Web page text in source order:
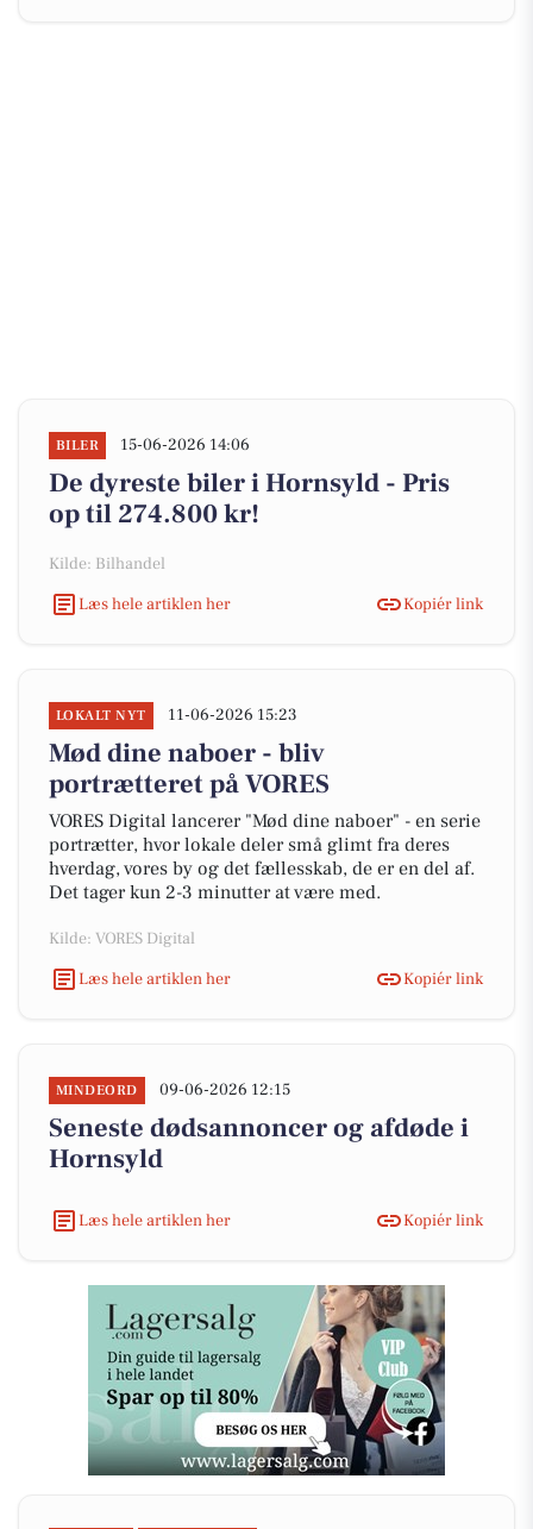
BILER 15-06-2026 14:06
De dyreste biler i Hornsyld - Pris
op til 274.800 kr!
Kilde: Bilhandel
Læs hele artiklen her
Kopiér link
LOKALT NYT 11-06-2026 15:23
Mød dine naboer - bliv
portrætteret på VORES
VORES Digital lancerer "Mød dine naboer" - en serie
portrætter, hvor lokale deler små glimt fra deres
hverdag, vores by og det fællesskab, de er en del af.
Det tager kun 2-3 minutter at være med.
Kilde: VORES Digital
Læs hele artiklen her
Kopiér link
MINDEORD 09-06-2026 12:15
Seneste dødsannoncer og afdøde i
Hornsyld
Læs hele artiklen her Kopiér link